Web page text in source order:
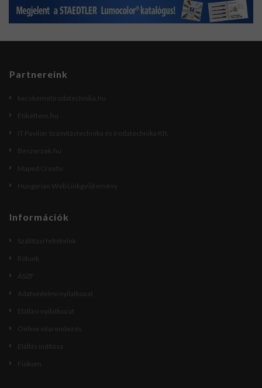
Partnereink
kecskemetirodatechnika.hu
Etikettem.hu
IT Pavilon Számítástechnika és Irodatechnika Kft.
Beszerzek.hu
Maped Creativ
Hungarian Web Linkgyűjtemény
Információk
Szállítási feltételek
Rólunk
ÁSZF
Adatvédelmi nyilatkozat
Elállási nyilatkozat
Online vitarendezés
Elállás indítása
Fiókom